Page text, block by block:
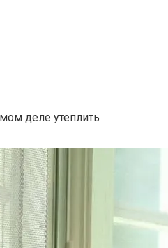
деле утеплить